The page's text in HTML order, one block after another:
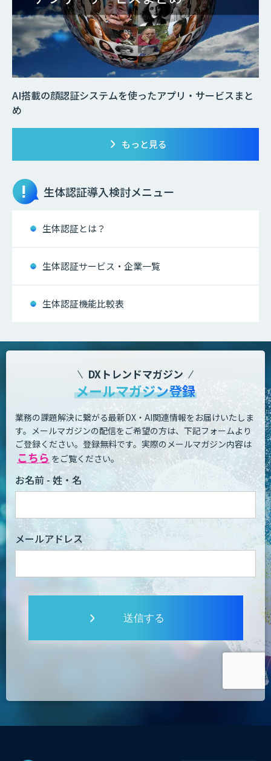
AI搭載の顔認証システムを使ったアプリ・サービスまと
め
もっと見る
生体認証導入検討メニュー
生体認証とは？
生体認証サービス・企業一覧
生体認証機能比較表
DXトレンドマガジン
メールマガジン登録
業務の課題解決に繋がる最新DX・AI関連情報をお届けいたしま
す。 メールマガジンの配信をご希望の方は、下記フォームより
ご登録ください。登録無料です。 実際のメールマガジン内容は
こちら をご覧ください。
お名前 - 姓・名
メールアドレス
送信する